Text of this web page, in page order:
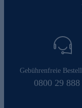
Gebührenfreie
0800 29 888